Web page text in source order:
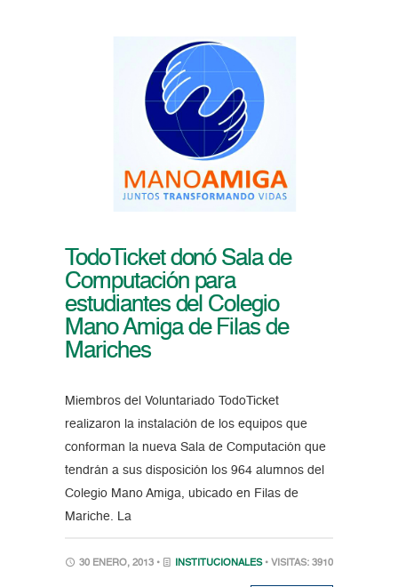
TodoTicket donó Sala de
Computación para
estudiantes del Colegio
Mano Amiga de Filas de
Mariches
Miembros del Voluntariado TodoTicket
realizaron la instalación de los equipos que
conforman la nueva Sala de Computación que
tendrán a sus disposición los 964 alumnos del
Colegio Mano Amiga, ubicado en Filas de
Mariche. La
30 ENERO, 2013 • INSTITUCIONALES • VISITAS: 3910